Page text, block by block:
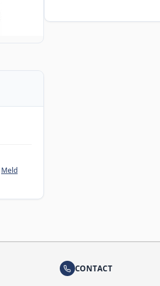
Meld
CONTACT